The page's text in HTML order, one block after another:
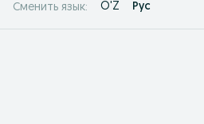
Сменить язык: O'Z Рус